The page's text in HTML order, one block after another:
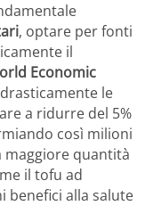
, optare per fonti
il
Economic
le
a ridurre del 5%
così milioni
maggiore quantità
il tofu ad
benefici alla salute